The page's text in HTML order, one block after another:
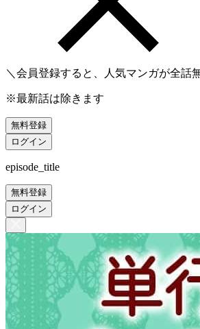
＼会員登録すると、人気マンガが全話
※最新話は除きます
無料登録
ログイン
episode_title
無料登録
ログイン